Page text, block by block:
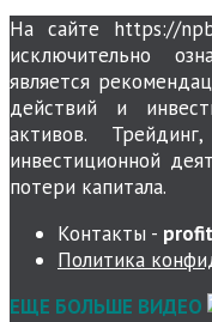
На сайте https://
исключительно
является
действий и
активов.
инвестиционной
потери капитала.
Контакты -
Политика
ЕЩЕ БОЛЬШЕ ВИДЕО